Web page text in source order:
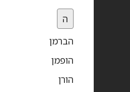
ה
הברמן
הופמן
הורן